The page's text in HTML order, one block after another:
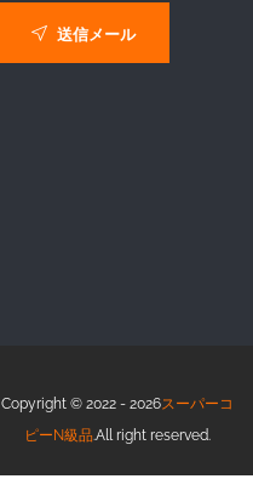
送信メール
Copyright © 2022 - 2026スーパーコ
ピーN級品.All right reserved.